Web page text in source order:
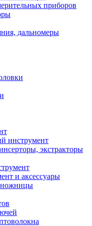
приборов
дальномеры
инструмент
экстракторы
и аксессуары
ножницы